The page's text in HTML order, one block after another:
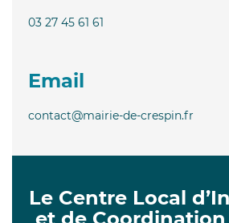
03 27 45 61 61
Email
contact@mairie-de-crespin.fr
Le Centre Local